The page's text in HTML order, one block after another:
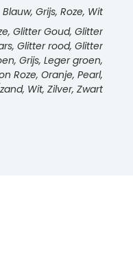
Blauw, Grijs, Roze, Wit
Glitter Goud, Glitter
Glitter rood, Glitter
Grijs, Leger groen,
Roze, Oranje, Pearl,
Wit, Zilver, Zwart